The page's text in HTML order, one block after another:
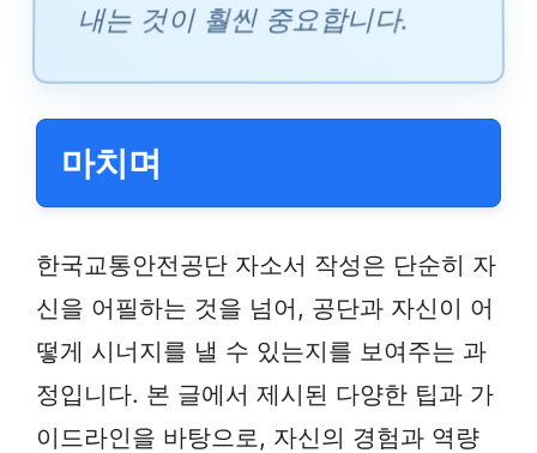
내는 것이 훨씬 중요합니다.
마치며
한국교통안전공단 자소서 작성은 단순히 자
신을 어필하는 것을 넘어, 공단과 자신이 어
떻게 시너지를 낼 수 있는지를 보여주는 과
정입니다. 본 글에서 제시된 다양한 팁과 가
이드라인을 바탕으로, 자신의 경험과 역량